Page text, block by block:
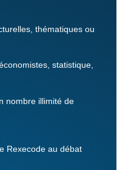
thématiques ou
statistique,
nombre illimité de
Rexecode au débat